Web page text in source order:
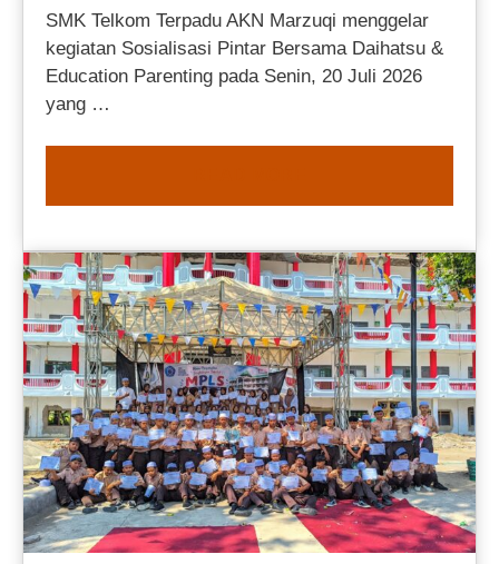
SMK Telkom Terpadu AKN Marzuqi menggelar
kegiatan Sosialisasi Pintar Bersama Daihatsu &
Education Parenting pada Senin, 20 Juli 2026
yang …